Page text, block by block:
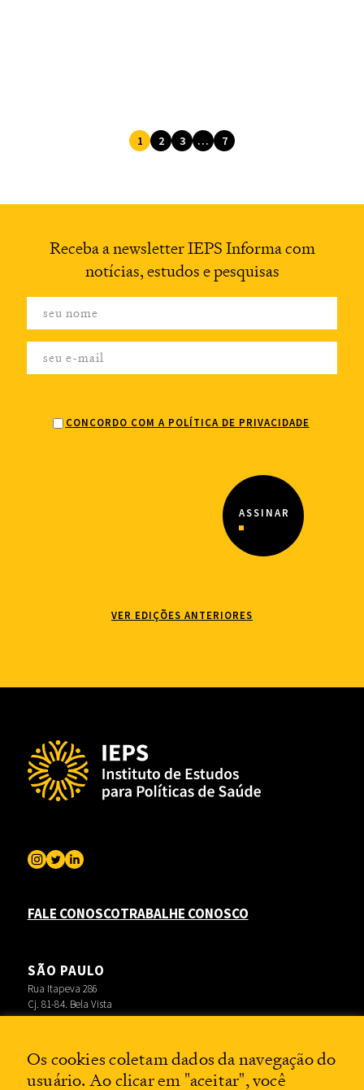
1 2 3 … 7
Receba a newsletterIEPS Informa com
notícias, estudos e pesquisas
CONCORDO COM A POLÍTICA DE PRIVACIDADE
VER EDIÇÕES ANTERIORES
FALE CONOSCOTRABALHE CONOSCO
SÃO PAULO
Rua Itapeva 286
Cj. 81-84. Bela Vista
RIO DE JANEIRO
Sala 3704 – Botafogo
BRASÍLIA
Os cookies coletam dados da navegação do
usuário. Ao clicar em "aceitar", você